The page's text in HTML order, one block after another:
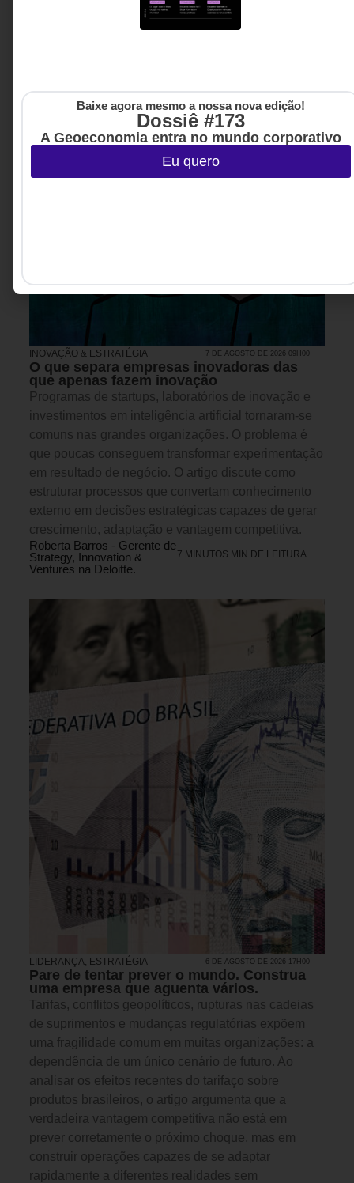
INOVAÇÃO & ESTRATÉGIA 7 DE AGOSTO DE 2026 09H00
O que separa empresas inovadoras das
que apenas fazem inovação
Programas de startups, laboratórios de inovação e
investimentos em inteligência artificial tornaram-se
comuns nas grandes organizações. O problema é
que poucas conseguem transformar experimentação
em resultado de negócio. O artigo discute como
estruturar processos que convertam conhecimento
externo em decisões estratégicas capazes de gerar
crescimento, adaptação e vantagem competitiva.
Roberta Barros - Gerente de
Strategy, Innovation &
Ventures na Deloitte.
7 MINUTOS MIN DE LEITURA
LIDERANÇA, ESTRATÉGIA 6 DE AGOSTO DE 2026 17H00
Pare de tentar prever o mundo. Construa
uma empresa que aguenta vários.
Tarifas, conflitos geopolíticos, rupturas nas cadeias
de suprimentos e mudanças regulatórias expõem
uma fragilidade comum em muitas organizações: a
dependência de um único cenário de futuro. Ao
analisar os efeitos recentes do tarifaço sobre
produtos brasileiros, o artigo argumenta que a
verdadeira vantagem competitiva não está em
prever corretamente o próximo choque, mas em
construir operações capazes de se adaptar
rapidamente a diferentes realidades sem
Baixe agora mesmo a nossa nova edição!
Dossiê #173
A Geoeconomia entra no mundo corporativo
Eu quero